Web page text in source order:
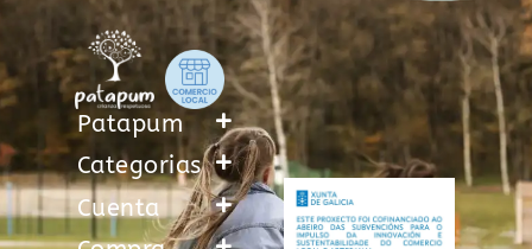
Patapum
Categorias
Cuenta